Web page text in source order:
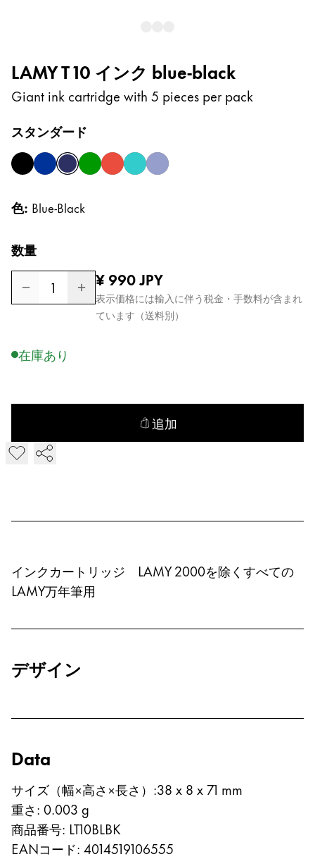
JA /JP
グローバル地域は、Lamyが販売していないすべて
Europe
Greece
Poland
română
svenska
Türkiye
Türkçe
Brazil
português
Mexico
Africa
English
Asia Pacific
この地域には、Lamyが顧客に提供している言語の
Australia
English
登録登録
LAMY T 10 インク blue-black
Giant ink cartridge with 5 pieces per pack
スタンダード
blackblueblue-black
greenred turquoise
violet
色: Blue-Black
数量
1
通常価格
¥ 990JPY
表示価格には輸入に伴う税金・手数料が含まれ
ています（送料別）
在庫あり
追加
LAMY T 10 インク を追加
インクカートリッジ LAMY 2000を除くすべての
LAMY万年筆用
デザイン
Data
サイズ（幅×高さ×長さ） :38 x 8 x 71 mm
重さ: 0.003 g
商品番号: LT10BLBK
EANコード: 4014519106555